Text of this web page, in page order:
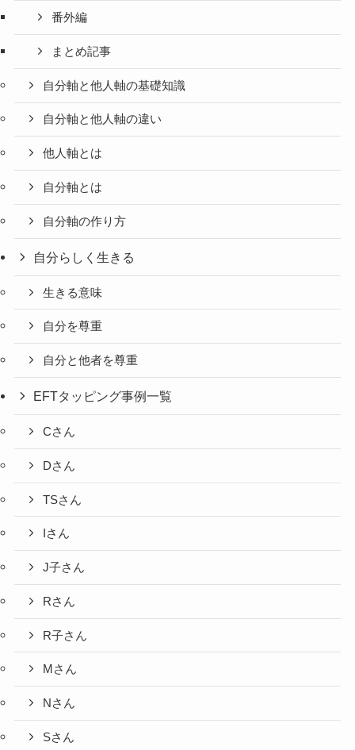
番外編
まとめ記事
自分軸と他人軸の基礎知識
自分軸と他人軸の違い
他人軸とは
自分軸とは
自分軸の作り方
自分らしく生きる
生きる意味
自分を尊重
自分と他者を尊重
EFTタッピング事例一覧
Cさん
Dさん
TSさん
Iさん
J子さん
Rさん
R子さん
Mさん
Nさん
Sさん